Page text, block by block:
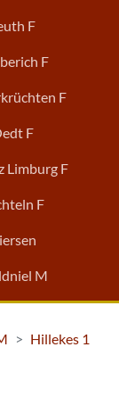
F
F
F
F
Limburg F
F
M
Hillekes 1